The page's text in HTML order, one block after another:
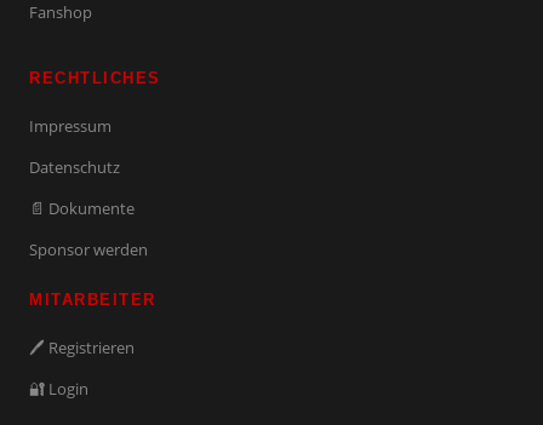
Fanshop
RECHTLICHES
Impressum
Datenschutz
📄 Dokumente
Sponsor werden
MITARBEITER
🖊️ Registrieren
🔐 Login